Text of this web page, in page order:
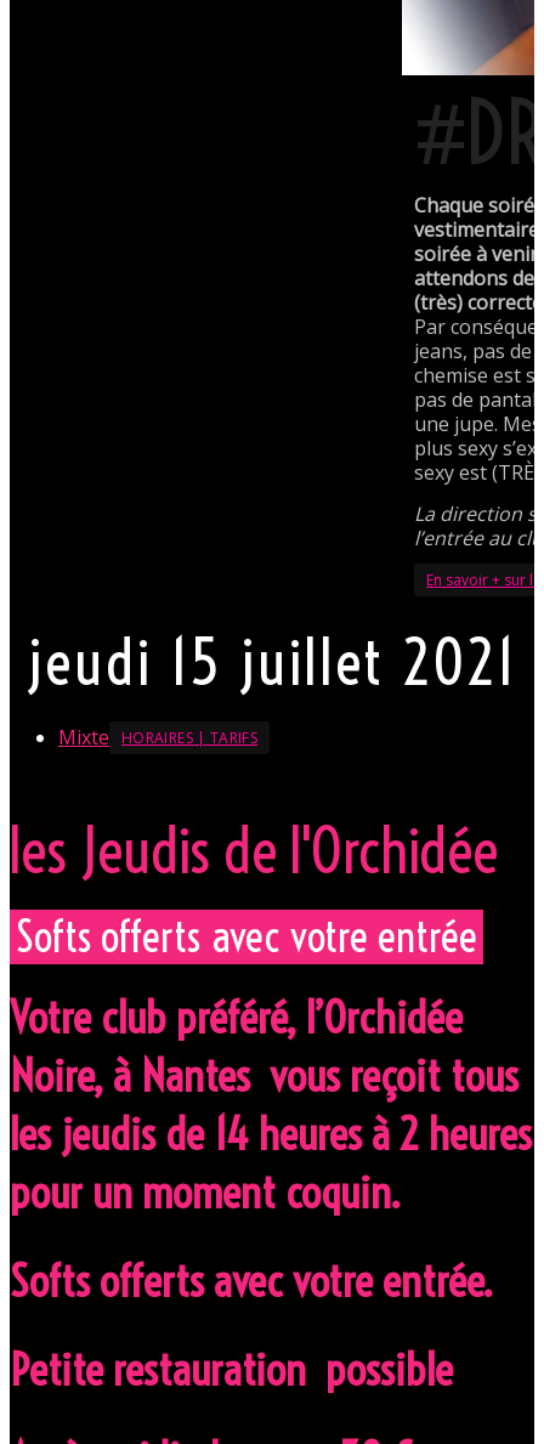
Chaque
soirée à
attendons de
(très)
Par
jeans, pas de
chemise est
pas de
une jupe.
plus sexy
sexy est
La direction
l’entrée au
En savoir + sur
jeudi 15 juillet 2021
Mixte HORAIRES | TARIFS
les Jeudis de l'Orchidée
Softs offerts avec votre entrée
Votre club préféré, l’Orchidée
Noire, à Nantes vous reçoit tous
les jeudis de 14 heures à 2 heures
pour un moment coquin.
Softs offerts avec votre entrée.
Petite restauration possible